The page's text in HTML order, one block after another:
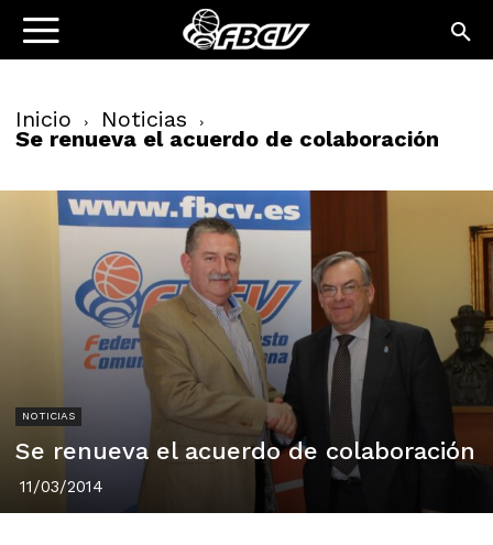
Inicio Noticias
Se renueva el acuerdo de colaboración
NOTICIAS
Se renueva el acuerdo de colaboración
11/03/2014